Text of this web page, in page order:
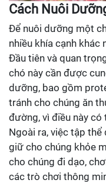
Cách Nuôi
Để nuôi dưỡng một
nhiều khía cạnh
Đầu tiên và quan
chó này cần được
dưỡng, bao gồm
tránh cho chúng ăn
đường, vì điều này có
Ngoài ra, việc tập
giữ cho chúng khỏe
cho chúng đi dạo,
các trò chơi thông